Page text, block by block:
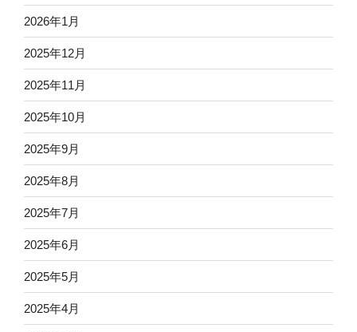
2026年1月
2025年12月
2025年11月
2025年10月
2025年9月
2025年8月
2025年7月
2025年6月
2025年5月
2025年4月